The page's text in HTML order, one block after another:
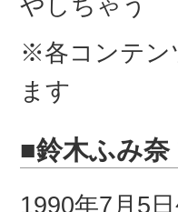
やしちゃう
※各コンテン
ます
■鈴木ふみ
1990年7月5